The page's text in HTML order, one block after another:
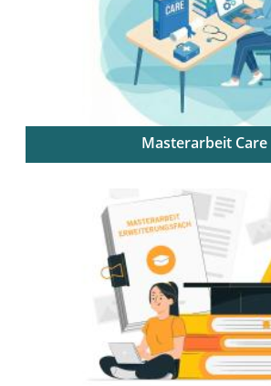
Masterarbeit Care
Lehramt an beruflichen Schulen (Care)